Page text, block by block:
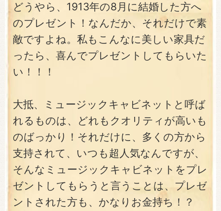
どうやら、1913年の8月に結婚した方へ
のプレゼント！なんだか、それだけで素
敵ですよね。私もこんなに美しい家具だ
ったら、喜んでプレゼントしてもらいた
い！！！
大抵、ミュージックキャビネットと呼ば
れるものは、どれもクオリティが高いも
のばっかり！それだけに、多くの方から
支持されて、いつも超人気なんですが、
そんなミュージックキャビネットをプレ
ゼントしてもらうと言うことは、プレゼ
ントされた方も、かなりお金持ち！？